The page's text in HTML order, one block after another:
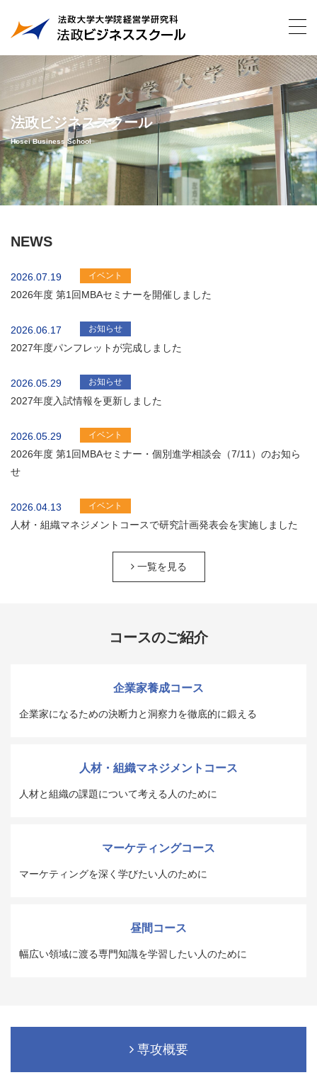
法政ビジネススクール
Hosei Business School
NEWS
2026.07.19 イベント
2026年度 第1回MBAセミナーを開催しました
2026.06.17 お知らせ
2027年度パンフレットが完成しました
2026.05.29 お知らせ
2027年度入試情報を更新しました
2026.05.29 イベント
2026年度 第1回MBAセミナー・個別進学相談会（7/11）のお知ら
せ
2026.04.13 イベント
人材・組織マネジメントコースで研究計画発表会を実施しました
一覧を見る
コースのご紹介
企業家養成コース
企業家になるための決断力と洞察力を徹底的に鍛える
人材・組織マネジメントコース
人材と組織の課題について考える人のために
マーケティングコース
マーケティングを深く学びたい人のために
昼間コース
幅広い領域に渡る専門知識を学習したい人のために
専攻概要